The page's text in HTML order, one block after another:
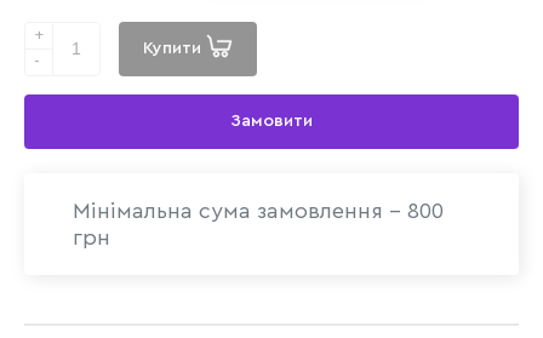
+
-
Купити
Замовити
Мінімальна сума замовлення - 800
грн